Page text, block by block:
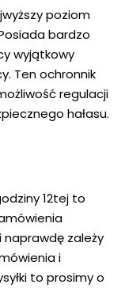
poziom
bardzo
wyjątkowy
Ten ochronnik
regulacji
hałasu.
12tej to
naprawdę zależy
i
to prosimy o